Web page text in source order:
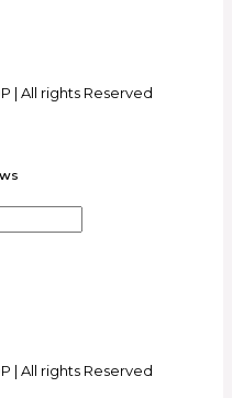
| All rights Reserved
| All rights Reserved